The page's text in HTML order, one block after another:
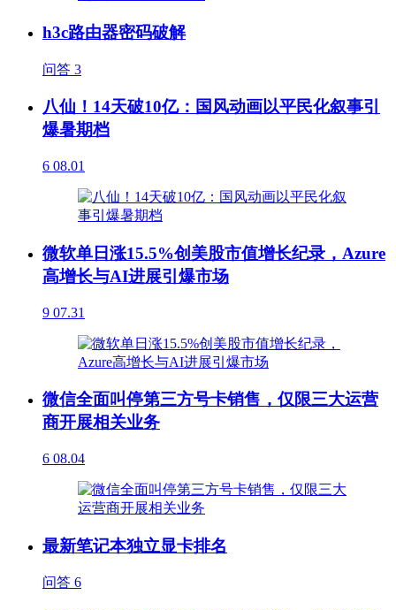
h3c路由器密码破解
问答 3
八仙！14天破10亿：国风动画以平民化叙事引
爆暑期档
6 08.01
微软单日涨15.5%创美股市值增长纪录，Azure
高增长与AI进展引爆市场
9 07.31
微信全面叫停第三方号卡销售，仅限三大运营
商开展相关业务
6 08.04
最新笔记本独立显卡排名
问答 6